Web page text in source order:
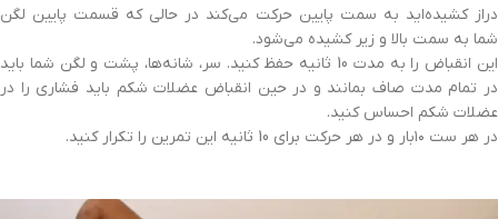
دراز کشیده‌اید به سمت پایین حرکت می‌کند در حالی که قسمت پایین لگن
شما به سمت بالا و زیر کشیده می‌شود.
این انقباض را به مدت 10 ثانیه حفظ کنید. سر، شانه‌ها، پشت و لگن‌ شما باید
در تمام مدت صاف بمانند و در حین انقباض عضلات شکم باید فشاری را در
عضلات شکم احساس کنید.
در هر ست ۱۰بار و در هر حرکت برای 10 ثانیه این تمرین را تکرار کنید.